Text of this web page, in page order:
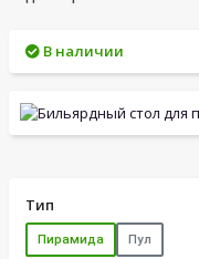
В наличии
Тип
Пирамида Пул